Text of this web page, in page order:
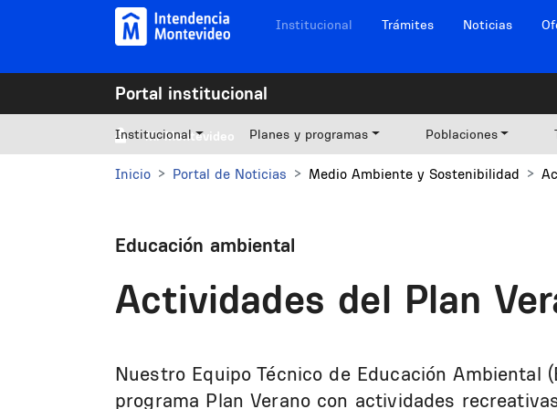
Pasar al contenido principal Navegación sitios
Institucional Trámites Noticias
Portal institucional
Mi Montevideo
Institucional Planes y programas Poblaciones
Inicio Portal de Noticias Medio Ambiente y Sostenibilidad
Educación ambiental
Actividades del Plan
Nuestro Equipo Técnico de Educación Ambiental
programa Plan Verano con actividades